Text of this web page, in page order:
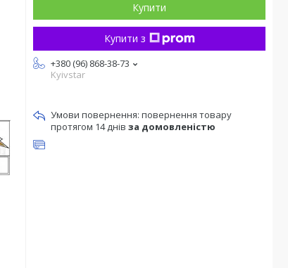
Купити
Купити з
+380 (96) 868-38-73
Kyivstar
повернення товару
протягом 14 днів за домовленістю